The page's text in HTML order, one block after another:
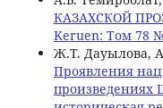
КАЗАХСКОЙ
Keruen: Том 78
Ж.Т. Дауылова,
Проявления
произведениях